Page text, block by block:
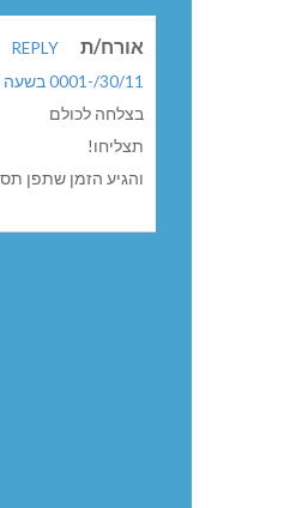
אורח/ת
REPLY
30/11/-0001 בשעה 00:00
בצלחה לכולם
תצליחו!
והגיע הזמן שתפן